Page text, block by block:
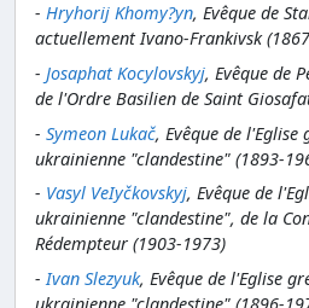
- Hryhorij Khomy?yn, Evêque de
actuellement Ivano-Frankivsk
- Josaphat Kocylovskyj, Evêque de
de l'Ordre Basilien de Saint
- Symeon Lukač, Evêque de
ukrainienne "clandestine" (1893-
- Vasyl VeIyčkovskyj, Evêque de
ukrainienne "clandestine", de la
Rédempteur (1903-1973)
-Ivan Slezyuk, Evêque de l'Eglise